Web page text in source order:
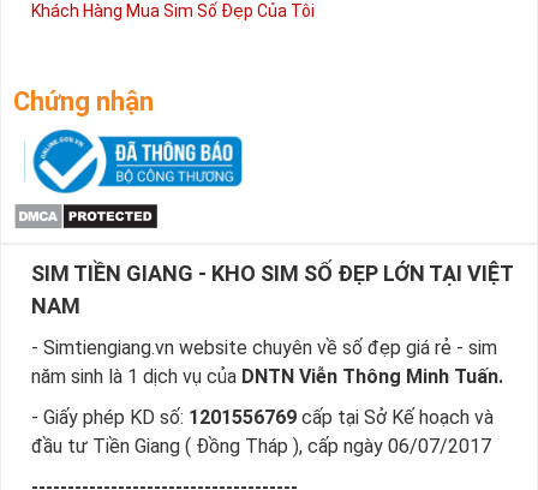
Khách Hàng Mua Sim Số Đẹp Của Tôi
Chứng nhận
SIM TIỀN GIANG - KHO SIM SỐ ĐẸP LỚN TẠI VIỆT
NAM
- Simtiengiang.vn website chuyên về số đẹp giá rẻ - sim
năm sinh là 1 dịch vụ của DNTN Viễn Thông Minh Tuấn.
- Giấy phép KD số: 1201556769 cấp tại Sở Kế hoạch và
đầu tư Tiền Giang ( Đồng Tháp ), cấp ngày 06/07/2017